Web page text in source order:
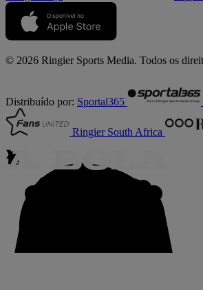
© 2026 Ringier Sports Media. Todos os
Distribuído por: Sportal365
Ringier South Africa